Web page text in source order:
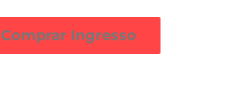
Comprar Ingresso